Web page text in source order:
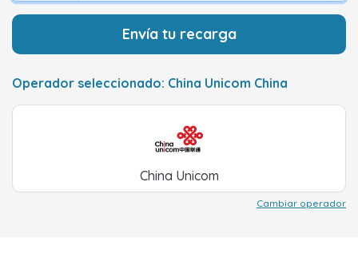
Envía tu recarga
Operador seleccionado: China Unicom China
China Unicom
Cambiar operador